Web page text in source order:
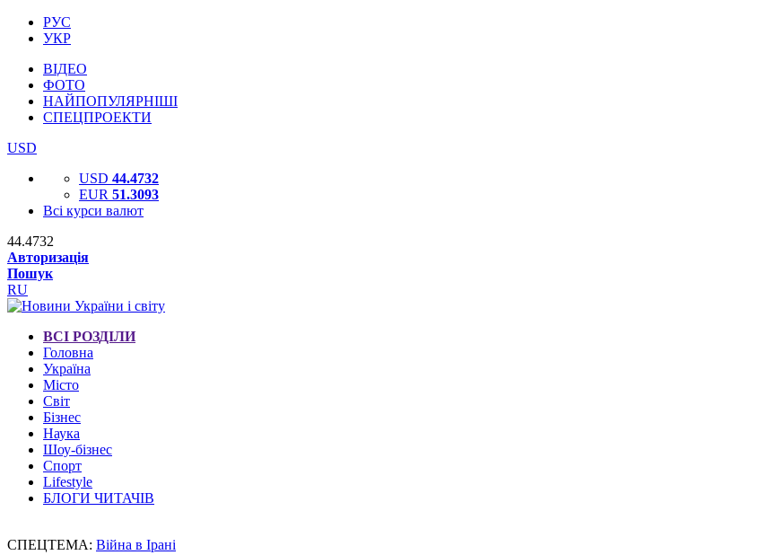
РУС
УКР
ВІДЕО
ФОТО
НАЙПОПУЛЯРНІШІ
СПЕЦПРОЕКТИ
USD
USD 44.4732
EUR 51.3093
Всі курси валют
44.4732
Авторизація
Пошук
RU
ВСІ РОЗДІЛИ
Головна
Україна
Місто
Світ
Бізнес
Наука
Шоу-бізнес
Спорт
Lifestyle
БЛОГИ ЧИТАЧІВ
СПЕЦТЕМА: Війна в Ірані